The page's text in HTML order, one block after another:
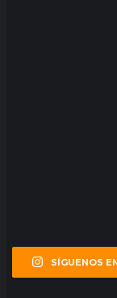
SÍGUENOS